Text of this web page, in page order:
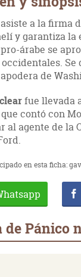
a la firma
y garantiza la
árabe se
de
fue llevada
que contó con
al agente de la
en esta ficha:
de Pánico